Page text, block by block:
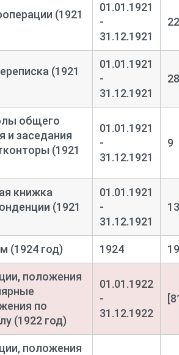
(1921
01.01.1921
-
31.12.1921
22
(1921
01.01.1921
-
31.12.1921
общего
и заседания
(1921
01.01.1921
-
31.12.1921
9
книжка
(1921
01.01.1921
-
31.12.1921
(1924 год) 1924 19
положения
по
(1922 год)
01.01.1922
-
31.12.1922
положения